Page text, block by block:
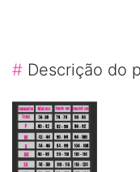
# Descrição do